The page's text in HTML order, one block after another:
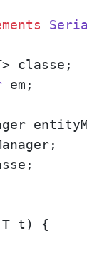
classe;
em;
T t ) {